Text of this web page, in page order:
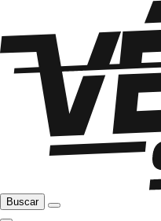
Buscar